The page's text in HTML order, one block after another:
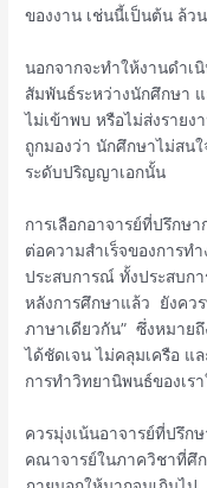
ของงาน เช่นนี้เป็นต้น ล้ว
นอกจากจะทำให้งานดำเ
สัมพันธ์ระหว่างนักศึกษา
ไม่เข้าพบ หรือไม่ส่งรายง
ถูกมองว่า นักศึกษาไม่สนใ
ระดับปริญญาเอกนั้น
การเลือกอาจารย์ที่ปรึก
ต่อความสำเร็จของการ
ประสบการณ์ ทั้งประสบก
หลังการศึกษาแล้ว ยังคว
ภาษาเดียวกัน” ซึ่งหมาย
ได้ชัดเจน ไม่คลุมเครือ แ
การทำวิทยานิพนธ์ของเร
ควรมุ่งเน้นอาจารย์ที่ปรึ
คณาจารย์ในภาควิชาที่ศึ